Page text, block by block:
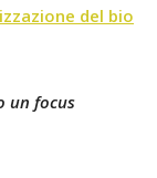
del bio
un focus